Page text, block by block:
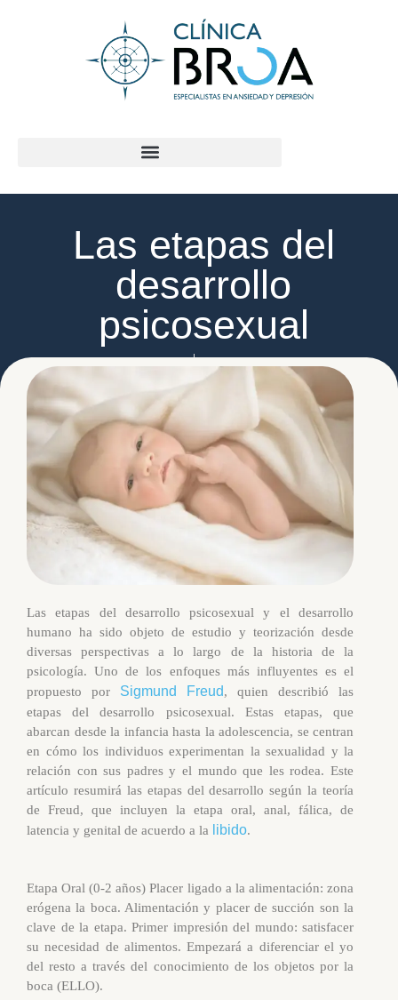
Las etapas del
desarrollo
psicosexual
Jorge Macías Lloret noviembre 11, 2020
Las etapas del desarrollo psicosexual y el desarrollo
humano ha sido objeto de estudio y teorización desde
diversas perspectivas a lo largo de la historia de la
psicología. Uno de los enfoques más influyentes es el
propuesto por Sigmund Freud, quien describió las
etapas del desarrollo psicosexual. Estas etapas, que
abarcan desde la infancia hasta la adolescencia, se centran
en cómo los individuos experimentan la sexualidad y la
relación con sus padres y el mundo que les rodea. Este
artículo resumirá las etapas del desarrollo según la teoría
de Freud, que incluyen la etapa oral, anal, fálica, de
latencia y genital de acuerdo a la
libido.
Etapa Oral (0-2 años) Placer ligado a la alimentación: zona
erógena la boca. Alimentación y placer de succión son la
clave de la etapa. Primer impresión del mundo: satisfacer
su necesidad de alimentos. Empezará a diferenciar el yo
del resto a través del conocimiento de los objetos por la
boca (ELLO).